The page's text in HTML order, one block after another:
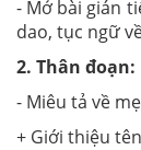
- Mở bài gián
dao, tục ngữ
2. Thân đoạn:
- Miêu tả về
+ Giới thiệu